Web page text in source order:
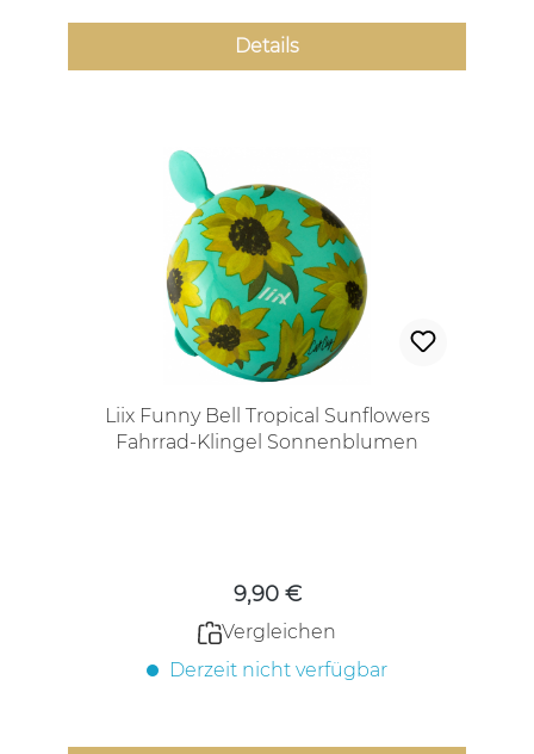
Details
Liix Funny Bell Tropical Sunflowers
Fahrrad-Klingel Sonnenblumen
9,90 €
Vergleichen
Derzeit nicht verfügbar